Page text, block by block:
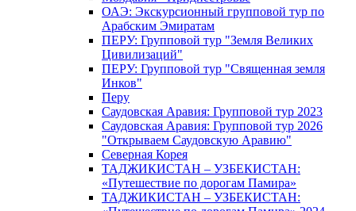
ОАЭ: Экскурсионный групповой тур по
Арабским Эмиратам
ПЕРУ: Групповой тур "Земля Великих
Цивилизаций"
ПЕРУ: Групповой тур "Священная земля
Инков"
Перу
Саудовская Аравия: Групповой тур 2023
Саудовская Аравия: Групповой тур 2026
"Открываем Саудовскую Аравию"
Северная Корея
ТАДЖИКИСТАН – УЗБЕКИСТАН:
«Путешествие по дорогам Памира»
ТАДЖИКИСТАН – УЗБЕКИСТАН: